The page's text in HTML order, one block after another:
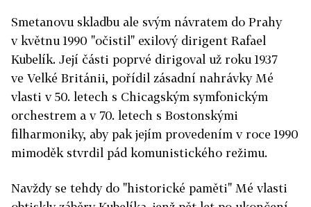
Smetanovu skladbu ale svým návratem do Prahy
v květnu 1990 "očistil" exilový dirigent Rafael
Kubelík. Její části poprvé dirigoval už roku 1937
ve Velké Británii, pořídil zásadní nahrávky Mé
vlasti v 50. letech s Chicagským symfonickým
orchestrem a v 70. letech s Bostonskými
filharmoniky, aby pak jejím provedením v roce 1990
mimoděk stvrdil pád komunistického režimu.
Navždy se tehdy do "historické paměti" Mé vlasti